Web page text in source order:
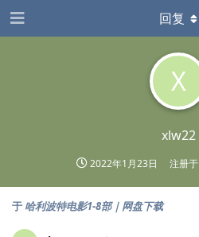
X
xlw22
2022年1月23日 注册于
回复
于 哈利波特电影1-8部｜网盘下载